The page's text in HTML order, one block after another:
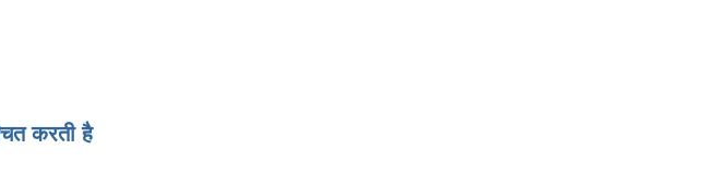
करती है